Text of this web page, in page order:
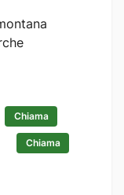
Chiama
Chiama